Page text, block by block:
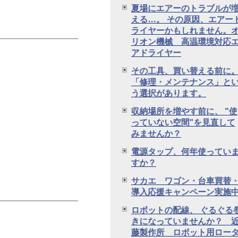
夏場にエアーのトラブルが
える…。 その原因、エアー
ライヤーかもしれません。オ
リオン機械 高温環境対応
アドライヤー
その工具、買い替える前に。
「修理・メンテナンス」と
う選択があります。
収納場所を増やす前に、 "使
っていない空間"を見直して
みませんか？
電源タップ、何年使っていま
すか？
サカエ ワゴン・台車買替・
導入応援キャンペーン実施中
ロボットの配線、 ぐるぐる
きになっていませんか？
藤製作所 ロボット用ロータ